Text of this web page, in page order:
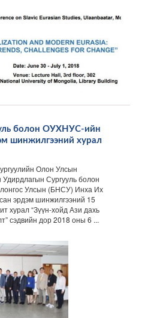
болон ОУХНУС-ийн
шинжилгээний хурал
Олон Улсын
Сургууль болон
Улсын (БНСУ) Инха Их
эрдэм шинжилгээний 15
хурал “Зүүн-хойд Ази дахь
сэдвийн дор 2018 оны 6 ...